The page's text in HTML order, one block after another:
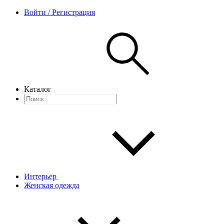
Войти / Регистрация
Каталог
Интерьер
Женская одежда